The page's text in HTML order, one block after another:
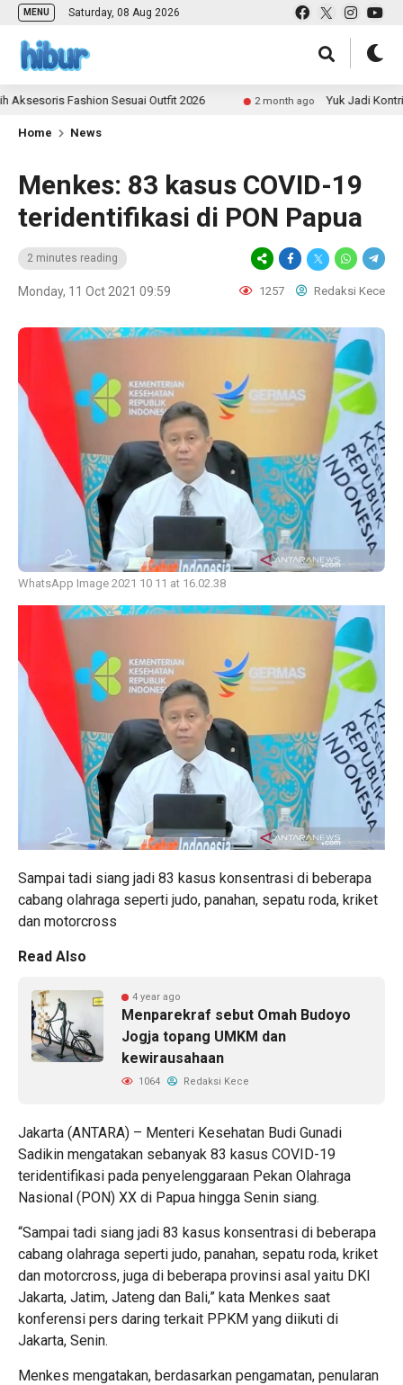
MENU Saturday, 08 Aug 2026
Fashion Sesuai Outfit 2026 2 month ago Yuk Jadi Kontributor
Home News
Menkes: 83 kasus COVID-19
teridentifikasi di PON Papua
2 minutes reading
Monday, 11 Oct 2021 09:59 1257 Redaksi Kece
WhatsApp Image 2021 10 11 at 16.02.38
Sampai tadi siang jadi 83 kasus konsentrasi di beberapa
cabang olahraga seperti judo, panahan, sepatu roda, kriket
dan motorcross
Read Also
4 year ago
Menparekraf sebut Omah Budoyo
Jogja topang UMKM dan
kewirausahaan
1064 Redaksi Kece
Jakarta (ANTARA) – Menteri Kesehatan Budi Gunadi
Sadikin mengatakan sebanyak 83 kasus COVID-19
teridentifikasi pada penyelenggaraan Pekan Olahraga
Nasional (PON) XX di Papua hingga Senin siang.
“Sampai tadi siang jadi 83 kasus konsentrasi di beberapa
cabang olahraga seperti judo, panahan, sepatu roda, kriket
dan motorcross, juga di beberapa provinsi asal yaitu DKI
Jakarta, Jatim, Jateng dan Bali,” kata Menkes saat
konferensi pers daring terkait PPKM yang diikuti di
Jakarta, Senin.
Menkes mengatakan, berdasarkan pengamatan, penularan